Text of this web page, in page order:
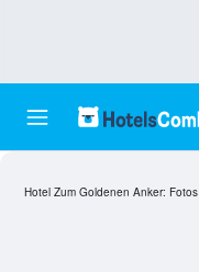
Hotel Zum Goldenen Anker: Fotos